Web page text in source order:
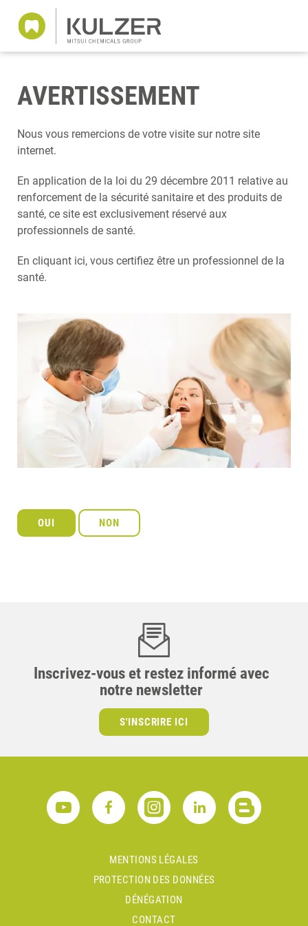
AVERTISSEMENT
Nous vous remercions de votre visite sur notre site
internet.
En application de la loi du 29 décembre 2011 relative au
renforcement de la sécurité sanitaire et des produits de
santé, ce site est exclusivement réservé aux
professionnels de santé.
En cliquant ici, vous certifiez être un professionnel de la
santé.
Inscrivez-vous et restez informé avec
notre newsletter
S'INSCRIRE ICI
MENTIONS LÉGALES
PROTECTION DES DONNÉES
DÉNÉGATION
CONTACT